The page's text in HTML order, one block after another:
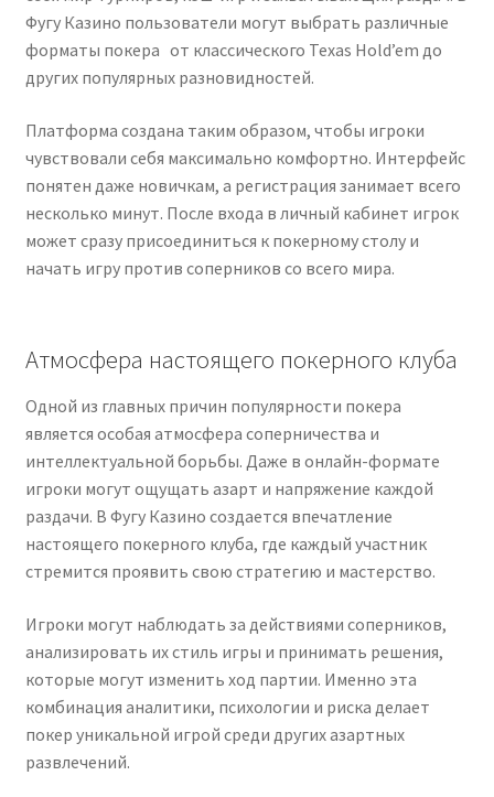
Фугу Казино пользователи могут выбрать различные
форматы покера от классического Texas Hold’em до
других популярных разновидностей.
Платформа создана таким образом, чтобы игроки
чувствовали себя максимально комфортно. Интерфейс
понятен даже новичкам, а регистрация занимает всего
несколько минут. После входа в личный кабинет игрок
может сразу присоединиться к покерномустолу и
начать игру против соперников со всего мира.
Атмосфера настоящего покерного клуба
Одной из главных причин популярности покера
является особая атмосфера соперничества и
интеллектуальной борьбы. Даже в онлайн-формате
игроки могут ощущать азарт и напряжение каждой
раздачи. В Фугу Казино создается впечатление
настоящего покерного клуба, где каждый участник
стремится проявить свою стратегию и мастерство.
Игроки могут наблюдать за действиями соперников,
анализировать ихстиль игры и принимать решения,
которые могут изменить ход партии. Именно эта
комбинация аналитики, психологии и риска делает
покер уникальной игрой среди другихазартных
развлечений.